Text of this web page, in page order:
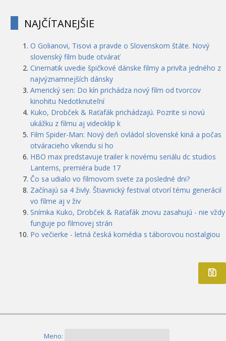
NAJČÍTANEJŠIE
O Golianovi, Tisovi a pravde o Slovenskom štáte. Nový
slovenský film bude otvárať
Cinematik uvedie špičkové dánske filmy a privíta jedného z
najvýznamnejších dánsky
Americký sen: Do kín prichádza nový film od tvorcov
kinohitu Nedotknuteľní
Kuko, Drobček & Raťafák prichádzajú. Pozrite si novú
ukážku z filmu aj videoklip k
Film Spider-Man: Nový deň ovládol slovenské kiná a počas
otváracieho víkendu si ho
HBO max predstavuje trailer k novému seriálu dc studios
Lanterns, premiéra bude 17
Čo sa udialo vo filmovom svete za posledné dni?
Začínajú sa 4 živly. Štiavnický festival otvorí tému generácií
vo filme aj v živ
Snímka Kuko, Drobček & Raťafák znovu zasahujú - nie vždy
funguje po filmovej strán
Po večierke - letná česká komédia s táborovou nostalgiou
Meno: